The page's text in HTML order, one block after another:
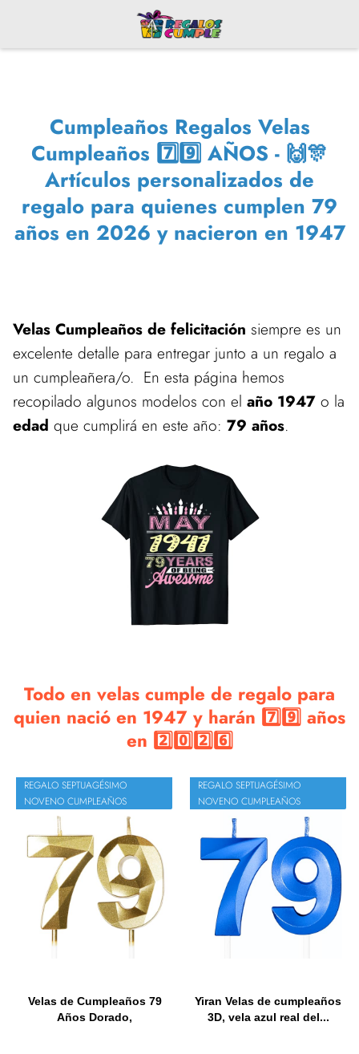
Cumpleaños Regalos Velas
Cumpleaños 7️⃣9️⃣ AÑOS - 🙌🎊
Artículos personalizados de
regalo para quienes cumplen 79
años en 2026 y nacieron en 1947
Velas Cumpleaños de felicitación siempre es un
excelente detalle para entregar junto a un regalo a
un cumpleañera/o. En esta página hemos
recopilado algunos modelos con el año 1947 o la
edad que cumplirá en este año: 79 años.
Todo en velas cumple de regalo para
quien nació en 1947 y harán 7️⃣9️⃣ años
en 2️⃣0️⃣2️⃣6️⃣
REGALO SEPTUAGÉSIMO
NOVENO CUMPLEAÑOS
Velas de Cumpleaños 79
Años Dorado,
REGALO SEPTUAGÉSIMO
NOVENO CUMPLEAÑOS
Yiran Velas de cumpleaños
3D, vela azul real del...